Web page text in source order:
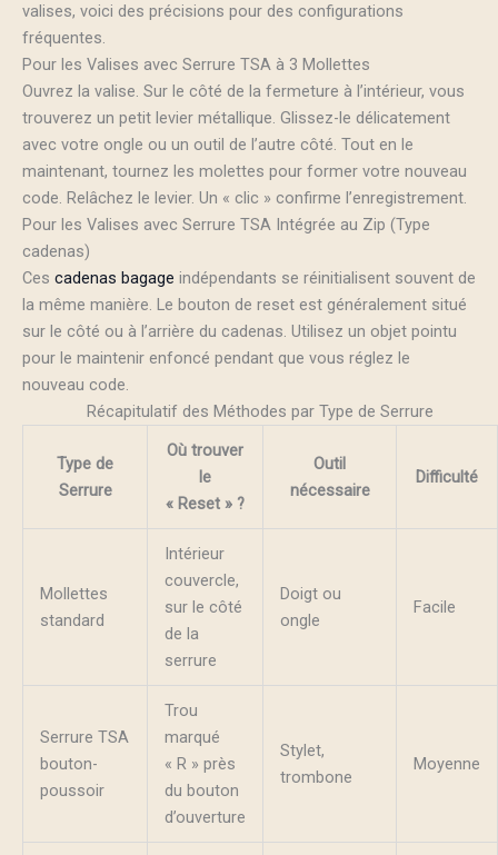
valises, voici des précisions pour des configurations
fréquentes.
Pour les Valises avec Serrure TSA à 3 Mollettes
Ouvrez la valise. Sur le côté de la fermeture à l’intérieur, vous
trouverez un petit levier métallique. Glissez-le délicatement
avec votre ongle ou un outil de l’autre côté. Tout en le
maintenant, tournez les molettes pour former votre nouveau
code. Relâchez le levier. Un « clic » confirme l’enregistrement.
Pour les Valises avec Serrure TSA Intégrée au Zip (Type
cadenas)
Ces cadenas bagage indépendants se réinitialisent souvent de
la même manière. Le bouton de reset est généralement situé
sur le côté ou à l’arrière du cadenas. Utilisez un objet pointu
pour le maintenir enfoncé pendant que vous réglez le
nouveau code.
Récapitulatif des Méthodes par Type de Serrure
Type de
Serrure
Où trouver
le
« Reset » ?
Outil
nécessaire
Difficulté
Mollettes
standard
Intérieur
couvercle,
sur le côté
de la
serrure
Doigt ou
ongle
Facile
Serrure TSA
bouton-
poussoir
Trou
marqué
« R » près
du bouton
d’ouverture
Stylet,
trombone
Moyenne